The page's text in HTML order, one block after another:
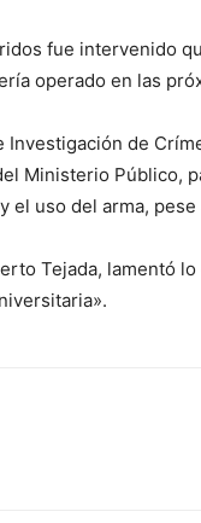
fue intervenido
operado en las
de
Ministerio Público,
uso del arma, pese
Tejada, lamentó